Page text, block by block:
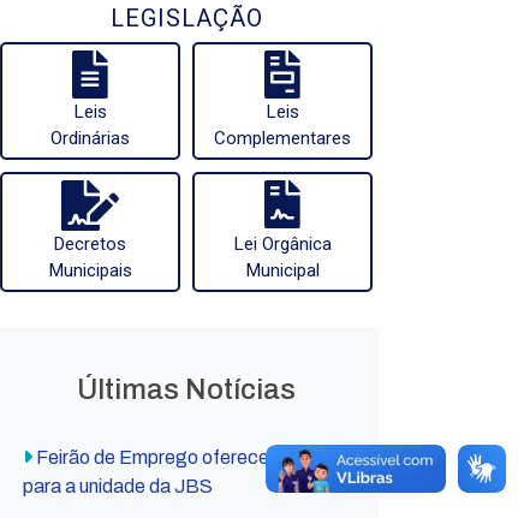
LEGISLAÇÃO
Leis
Ordinárias
Leis
Complementares
Decretos
Municipais
Lei Orgânica
Municipal
Últimas Notícias
Feirão de Emprego oferece vagas
para a unidade da JBS